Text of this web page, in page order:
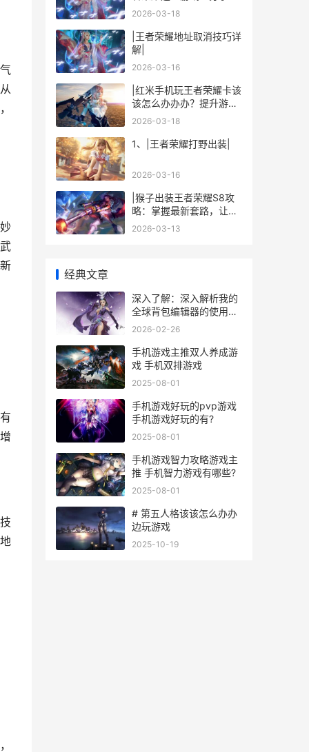
接：详细玩法与技巧|
2026-03-18
|王者荣耀地址取消技巧详
解|
2026-03-16
|红米手机玩王者荣耀卡该
该怎么办办办？提升游戏
流畅度的技巧与解决方案|
2026-03-18
1、|王者荣耀打野出装|
2026-03-16
|猴子出装王者荣耀S8攻
略：掌握最新套路，让你
登顶王者|
2026-03-13
经典文章
深入了解：深入解析我的
全球背包编辑器的使用技
巧
2026-02-26
手机游戏主推双人养成游
戏 手机双排游戏
2025-08-01
手机游戏好玩的pvp游戏
手机游戏好玩的有?
2025-08-01
手机游戏智力攻略游戏主
推 手机智力游戏有哪些?
2025-08-01
# 第五人格该该怎么办办
边玩游戏
2025-10-19